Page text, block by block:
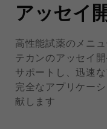
アッセイ
高性能試薬のメニ
テカンのアッセイ
サポートし、迅速
完全なアプリケー
献します